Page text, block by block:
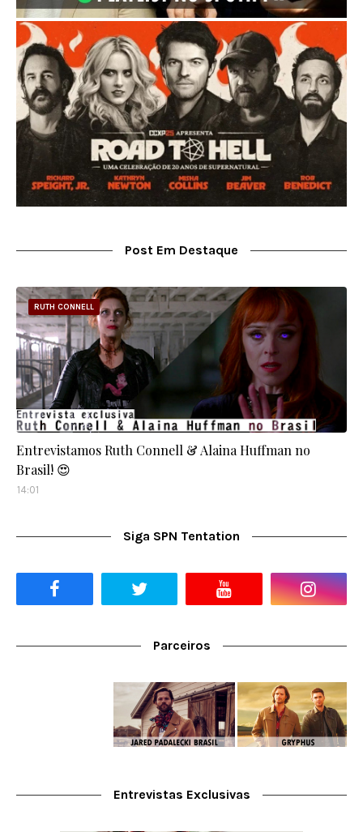
Post Em Destaque
RUTH CONNELL
Entrevistamos Ruth Connell & Alaina Huffman no
Brasil! 😍
14:01
Siga SPN Tentation
Parceiros
Entrevistas Exclusivas